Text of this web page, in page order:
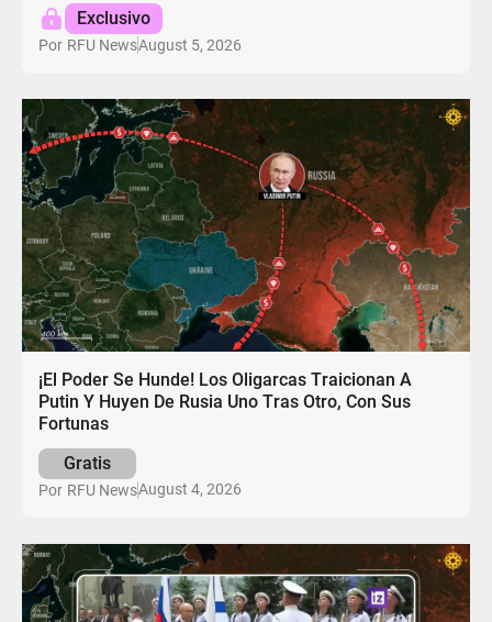
Exclusivo
Por RFU NewsAugust 5, 2026
¡El Poder Se Hunde! Los Oligarcas Traicionan A
Putin Y Huyen De Rusia Uno Tras Otro, Con Sus
Fortunas
Gratis
Por RFU NewsAugust 4, 2026